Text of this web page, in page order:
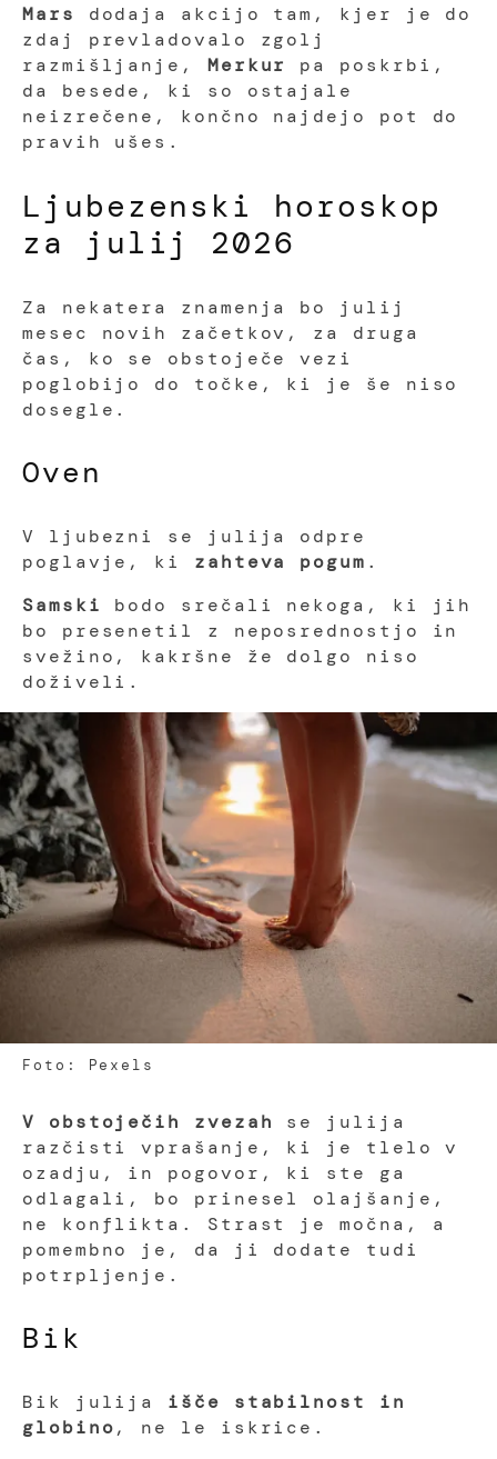
Mars
dodaja akcijo tam, kjer je do
zdaj prevladovalo zgolj
razmišljanje, Merkur
pa poskrbi,
da besede, ki so ostajale
neizrečene, končno najdejo pot do
pravih ušes.
Ljubezenski horoskop
za julij 2026
Za nekatera znamenja bo julij
mesec novih začetkov, za druga
čas, ko se obstoječe vezi
poglobijo do točke, ki je še niso
dosegle.
Oven
V ljubezni se julija odpre
poglavje, ki zahteva pogum .
Samski
bodo srečali nekoga, ki jih
bo presenetil z neposrednostjo in
svežino, kakršne že dolgo niso
doživeli.
Foto: Pexels
V obstoječih zvezah
se julija
razčisti vprašanje, ki je tlelo v
ozadju, in pogovor, ki ste ga
odlagali, bo prinesel olajšanje,
ne konflikta. Strast je močna, a
pomembno je, da ji dodate tudi
potrpljenje.
Bik
Bik julija išče stabilnost in
globino, ne le iskrice.